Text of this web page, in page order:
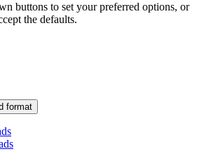
buttons to set your preferred options, or
the defaults.
format